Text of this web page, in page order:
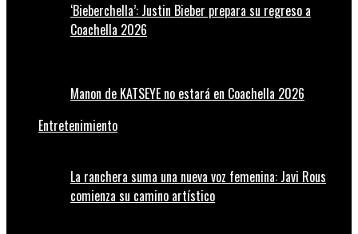
‘Bieberchella’: Justin Bieber prepara su regreso a
Coachella 2026
Manon de KATSEYE no estará en Coachella 2026
Entretenimiento
La ranchera suma una nueva voz femenina: Javi Rous
comienza su camino artístico